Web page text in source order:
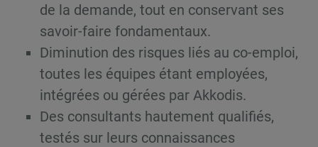
de la demande, tout en conservant ses
savoir-faire fondamentaux.
Diminution des risques liés au co-emploi,
toutes les équipes étant employées,
intégrées ou gérées par Akkodis.
Des consultants hautement qualifiés,
testés sur leurs connaissances